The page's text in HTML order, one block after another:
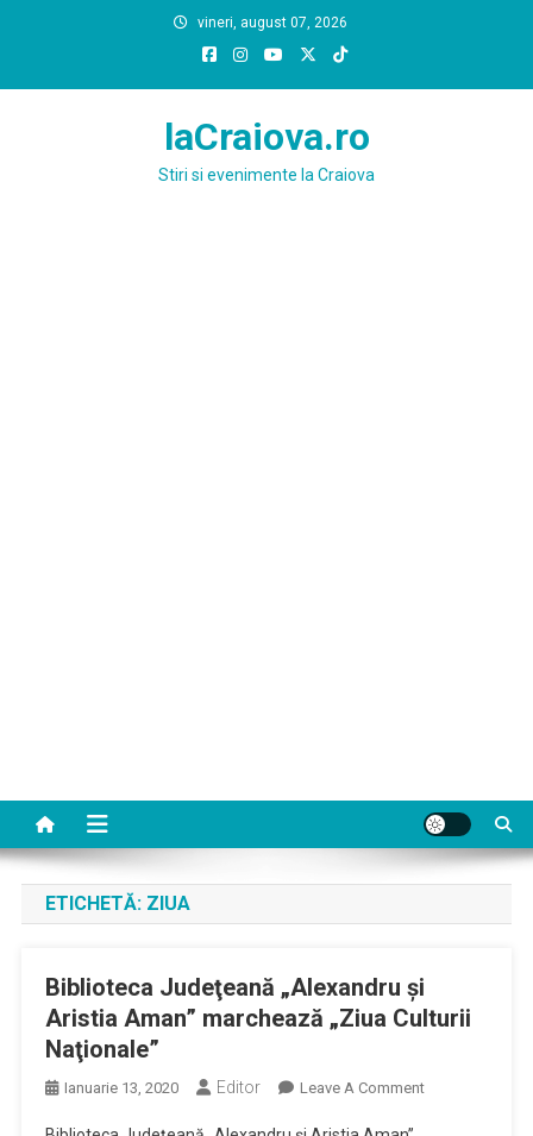
vineri, august 07, 2026
laCraiova.ro
Stiri si evenimente la Craiova
ETICHETĂ: ZIUA
Biblioteca Judeţeană „Alexandru şi
Aristia Aman” marchează „Ziua Culturii
Naţionale”
Ianuarie 13, 2020 Editor Leave A CommentOn